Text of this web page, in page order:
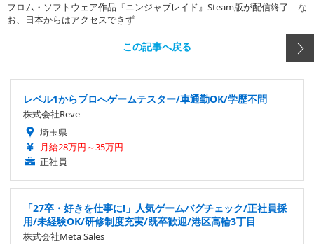
フロム・ソフトウェア作品『ニンジャブレイド』Steam版が配信終了―な
お、日本からはアクセスできず
この記事へ戻る
レベル1からプロへゲームテスター/車通勤OK/学歴不問
株式会社Reve
埼玉県
月給28万円～35万円
正社員
「27卒・好きを仕事に!」人気ゲームバグチェック/正社員採
用/未経験OK/研修制度充実/既卒歓迎/港区高輪3丁目
株式会社Meta Sales